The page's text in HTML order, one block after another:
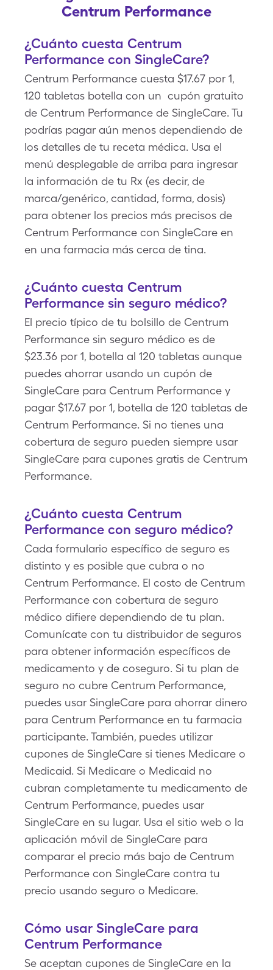
Centrum Performance
¿Cuánto cuesta Centrum
Performance con SingleCare?
Centrum Performance cuesta $17.67 por 1,
120 tabletas botella con un cupón gratuito
de Centrum Performance de SingleCare. Tu
podrías pagar aún menos dependiendo de
los detalles de tu receta médica. Usa el
menú desplegable de arriba para ingresar
la información de tu Rx (es decir, de
marca/genérico, cantidad, forma, dosis)
para obtener los precios más precisos de
Centrum Performance con SingleCare en
en una farmacia más cerca de tina.
¿Cuánto cuesta Centrum
Performance sin seguro médico?
El precio típico de tu bolsillo de Centrum
Performance sin seguro médico es de
$23.36 por 1, botella al 120 tabletas aunque
puedes ahorrar usando un cupón de
SingleCare para Centrum Performance y
pagar $17.67 por 1, botella de 120 tabletas de
Centrum Performance. Si no tienes una
cobertura de seguro pueden siempre usar
SingleCare para cupones gratis de Centrum
Performance.
¿Cuánto cuesta Centrum
Performance con seguro médico?
Cada formulario específico de seguro es
distinto y es posible que cubra o no
Centrum Performance. El costo de Centrum
Performance con cobertura de seguro
médico difiere dependiendo de tu plan.
Comunícate con tu distribuidor de seguros
para obtener información específicos de
medicamento y de coseguro. Si tu plan de
seguro no cubre Centrum Performance,
puedes usar SingleCare para ahorrar dinero
para Centrum Performance en tu farmacia
participante. También, puedes utilizar
cupones de SingleCare si tienes Medicare o
Medicaid. Si Medicare o Medicaid no
cubran completamente tu medicamento de
Centrum Performance, puedes usar
SingleCare en su lugar. Usa el sitio web o la
aplicación móvil de SingleCare para
comparar el precio más bajo de Centrum
Performance con SingleCare contra tu
precio usando seguro o Medicare.
Cómo usar SingleCare para
Centrum Performance
Se aceptan cupones de SingleCare en la